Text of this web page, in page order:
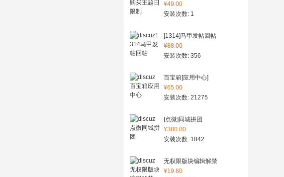
¥49.00
安装次数: 1
[1314]马甲发帖回帖
¥88.00
安装次数: 356
百宝箱[应用中心]
¥65.00
安装次数: 21275
[点微]同城拼团
¥380.00
安装次数: 1842
无权限版块编辑解禁
¥19.80